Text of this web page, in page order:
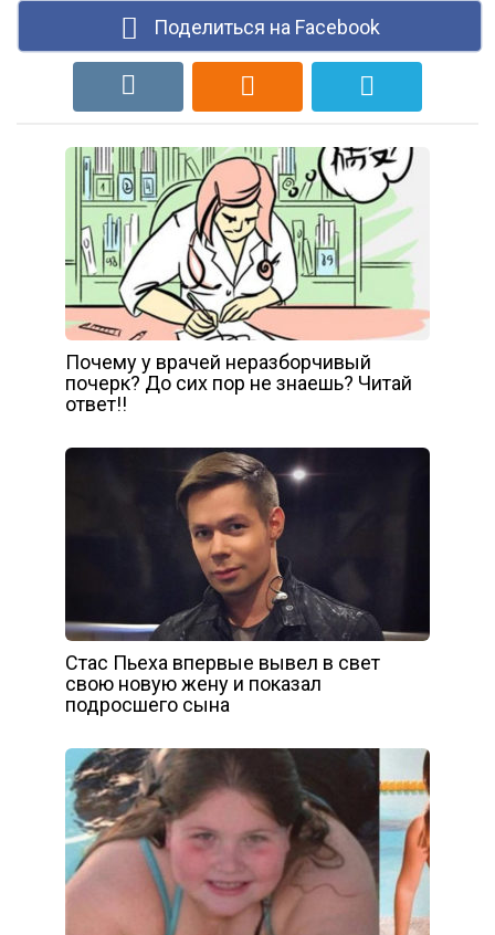
Поделиться на Facebook
Почему у врачей неразборчивый
почерк? До сих пор не знаешь? Читай
ответ!!
Стас Пьеха впервые вывел в свет
свою новую жену и показал
подросшего сына